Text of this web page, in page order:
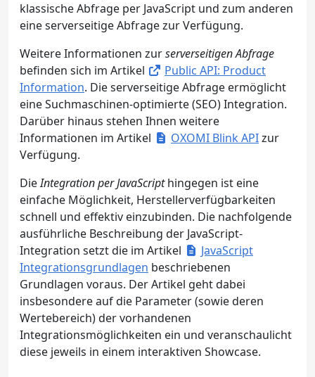
klassische Abfrage per JavaScript und zum anderen
eine serverseitige Abfrage zur Verfügung.
Weitere Informationen zurserverseitigen Abfrage
befinden sich im Artikel
Public API: Product
Information. Die serverseitige Abfrage ermöglicht
eine Suchmaschinen-optimierte (SEO) Integration.
Darüber hinaus stehen Ihnen weitere
Informationen im Artikel
OXOMI Blink APIzur
Verfügung.
DieIntegration per JavaScripthingegen ist eine
einfache Möglichkeit, Herstellerverfügbarkeiten
schnell und effektiv einzubinden. Die nachfolgende
ausführliche Beschreibung der JavaScript-
Integration setzt die im Artikel
JavaScript
Integrationsgrundlagen beschriebenen
Grundlagen voraus. Der Artikel geht dabei
insbesondere auf die Parameter (sowie deren
Wertebereich) der vorhandenen
Integrationsmöglichkeiten ein und veranschaulicht
diese jeweils in einem interaktiven Showcase.